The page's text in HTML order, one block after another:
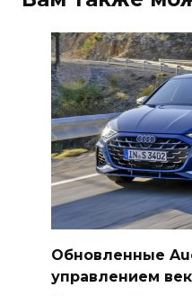
Обновленные
управлением